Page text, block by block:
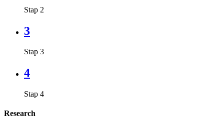
Stap 2
3
Stap 3
4
Stap 4
Research